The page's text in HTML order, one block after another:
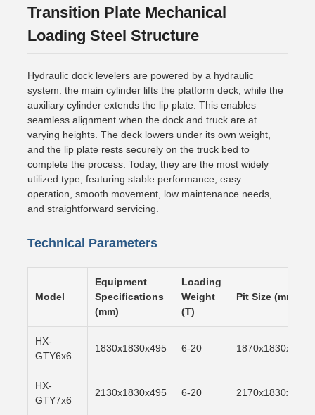
Transition Plate Mechanical
Loading Steel Structure
Hydraulic dock levelers are powered by a hydraulic
system: the main cylinder lifts the platform deck, while the
auxiliary cylinder extends the lip plate. This enables
seamless alignment when the dock and truck are at
varying heights. The deck lowers under its own weight,
and the lip plate rests securely on the truck bed to
complete the process. Today, they are the most widely
utilized type, featuring stable performance, easy
operation, smooth movement, low maintenance needs,
and straightforward servicing.
Technical Parameters
Model
Equipment
Specifications
(mm)
Loading
Weight
(T)
Pit Size (mm)
HX-
GTY6x6
1830x1830x495 6-20 1870x1830x500
HX-
GTY7x6
2130x1830x495 6-20 2170x1830x500